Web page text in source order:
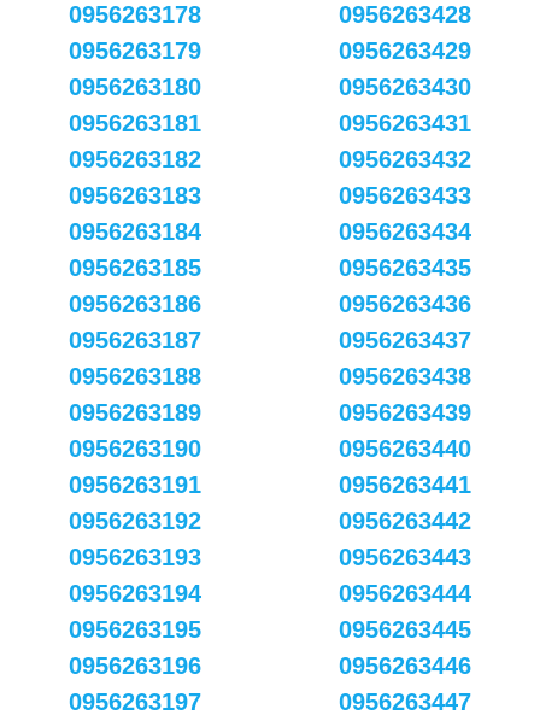
0956263178
0956263179
0956263180
0956263181
0956263182
0956263183
0956263184
0956263185
0956263186
0956263187
0956263188
0956263189
0956263190
0956263191
0956263192
0956263193
0956263194
0956263195
0956263196
0956263197
0956263428
0956263429
0956263430
0956263431
0956263432
0956263433
0956263434
0956263435
0956263436
0956263437
0956263438
0956263439
0956263440
0956263441
0956263442
0956263443
0956263444
0956263445
0956263446
0956263447